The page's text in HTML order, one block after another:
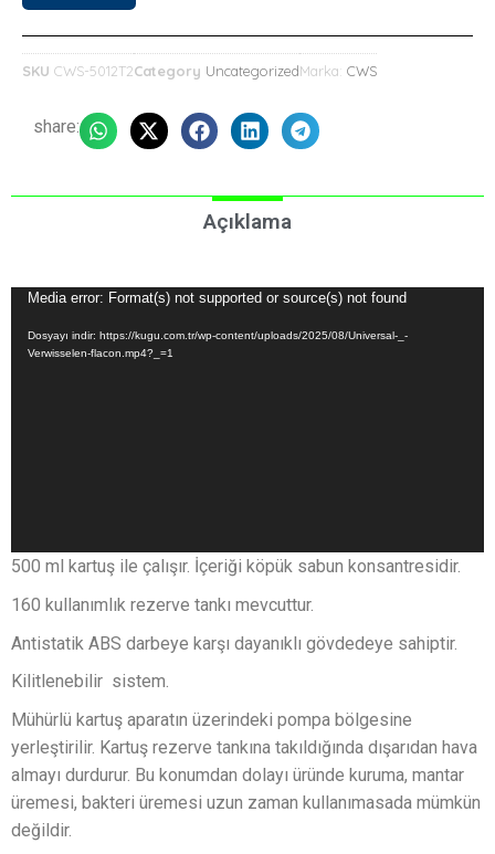
SKU CWS-5012T2Category UncategorizedMarka: CWS
share:
Açıklama
Video
oynatıcı
Media error: Format(s) not supported or source(s) not found
Dosyayı indir: https://kugu.com.tr/wp-content/uploads/2025/08/Universal-_-
Verwisselen-flacon.mp4?_=1
500 ml kartuş ile çalışır. İçeriği köpük sabun konsantresidir.
160 kullanımlık rezerve tankı mevcuttur.
Antistatik ABS darbeye karşı dayanıklı gövdedeye sahiptir.
Kilitlenebilir sistem.
Mühürlü kartuş aparatın üzerindeki pompa bölgesine
yerleştirilir. Kartuş rezerve tankına takıldığında dışarıdan hava
almayı durdurur. Bu konumdan dolayı üründe kuruma, mantar
üremesi, bakteri üremesi uzun zaman kullanımasada mümkün
değildir.